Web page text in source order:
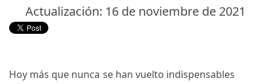
Actualización: 16 de noviembre de 2021
Hoy más que nunca se han vuelto indispensables